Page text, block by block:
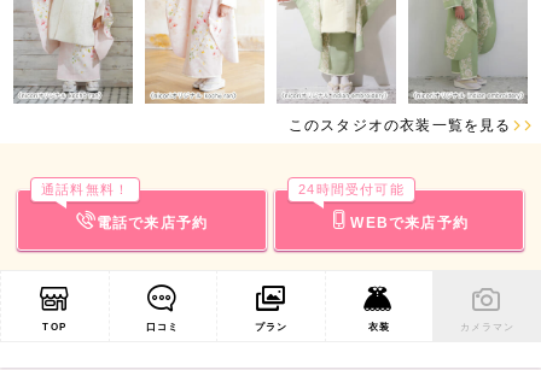
このスタジオの衣装一覧を見る
電話で来店予約
通話料無料！
WEBで来店予約
24時間受付可能
TOP 口コミ プラン 衣装 カメラマン